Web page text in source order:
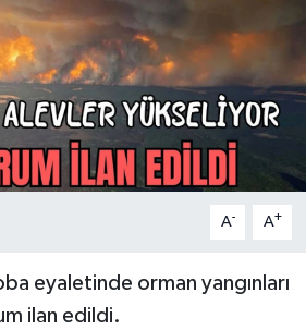
A- A+
eyaletinde orman yangınları
ilan edildi.